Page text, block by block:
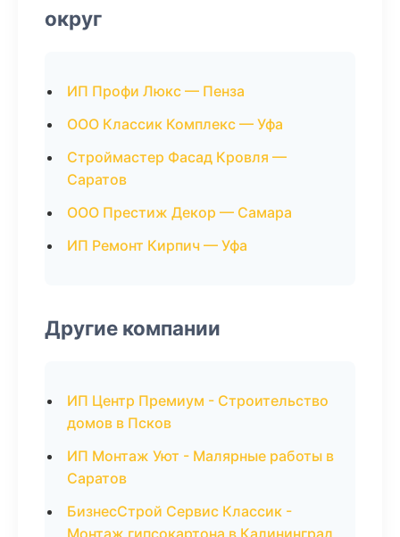
округ
ИП Профи Люкс — Пенза
ООО Классик Комплекс — Уфа
Строймастер Фасад Кровля —
Саратов
ООО Престиж Декор — Самара
ИП Ремонт Кирпич — Уфа
Другие компании
ИП Центр Премиум - Строительство
домов в Псков
ИП Монтаж Уют - Малярные работы в
Саратов
БизнесСтрой Сервис Классик -
Монтаж гипсокартона в Калининград